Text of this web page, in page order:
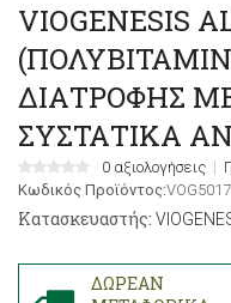
VIOGENESIS
ΔΙΑΤΡΟΦΗΣ
ΣΥΣΤΑΤΙΚΑ
0 αξιολογήσεις
Κωδικός Προϊόντος:VOG5017
Κατασκευαστής:
ΔΩΡΕΑΝ